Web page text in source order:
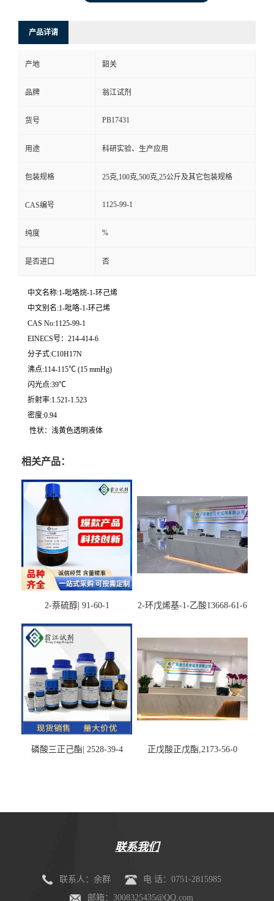
产品详请
产地 韶关
品牌 翁江试剂
货号 PB17431
用途 科研实验、生产应用
包装规格 25克,100克,500克,25公斤及其它包装规格
CAS编号 1125-99-1
纯度 %
是否进口 否
中文名称:1-吡咯烷-1-环己烯
中文别名:1-吡咯-1-环己烯
CAS No:1125-99-1
EINECS号：214-414-6
分子式:C10H17N
沸点:114-115℃ (15 mmHg)
闪光点:39℃
折射率:1.521-1.523
密度:0.94
性状：浅黄色透明液体
相关产品：
2-萘硫醇| 91-60-1 2-环戊烯基-1-乙酸13668-61-6
磷酸三正己酯| 2528-39-4 正戊酸正戊酯,2173-56-0
联系我们
联系人：余群
电 话：0751-2815985
邮箱：3008325435@QQ.com